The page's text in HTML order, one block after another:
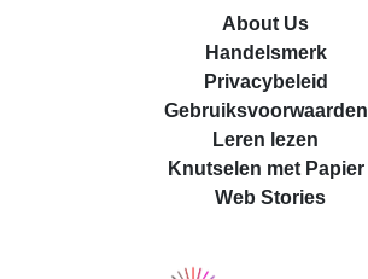
About Us
Handelsmerk
Privacybeleid
Gebruiksvoorwaarden
Leren lezen
Knutselen met Papier
Web Stories